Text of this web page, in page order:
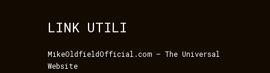
LINK UTILI
MikeOldfieldOfficial.com – The Universal
Website